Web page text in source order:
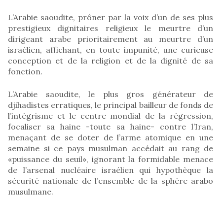
L’Arabie saoudite, prôner par la voix d’un de ses plus
prestigieux dignitaires religieux le meurtre d’un
dirigeant arabe prioritairement au meurtre d’un
israélien, affichant, en toute impunité, une curieuse
conception et de la religion et de la dignité de sa
fonction.
L’Arabie saoudite, le plus gros générateur de
djihadistes erratiques, le principal bailleur de fonds de
l’intégrisme et le centre mondial de la régression,
focaliser sa haine -toute sa haine- contre l’Iran,
menaçant de se doter de l’arme atomique en une
semaine si ce pays musulman accédait au rang de
«puissance du seuil», ignorant la formidable menace
de l’arsenal nucléaire israélien qui hypothèque la
sécurité nationale de l’ensemble de la sphère arabo
musulmane.